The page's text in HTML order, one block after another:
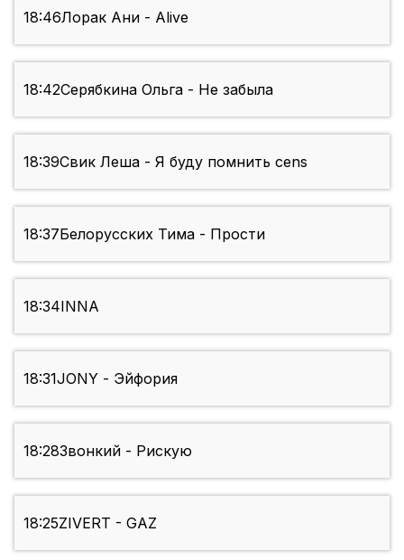
18:46Лорак Ани - Alive
18:42Серябкина Ольга - Не забыла
18:39Свик Леша - Я буду помнить cens
18:37Белорусских Тима - Прости
18:34INNA
18:31JONY - Эйфория
18:28Звонкий - Рискую
18:25ZIVERT - GAZ